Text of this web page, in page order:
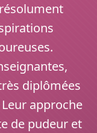
diplômées
approche
de pudeur et